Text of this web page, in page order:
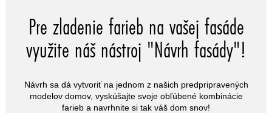
Pre zladenie farieb na vašej fasáde
využite náš nástroj "Návrh fasády"!
Návrh sa dá vytvoriť na jednom z našich predpripravených
modelov domov, vyskúšajte svoje obľúbené kombinácie
farieb a navrhnite si tak váš dom snov!